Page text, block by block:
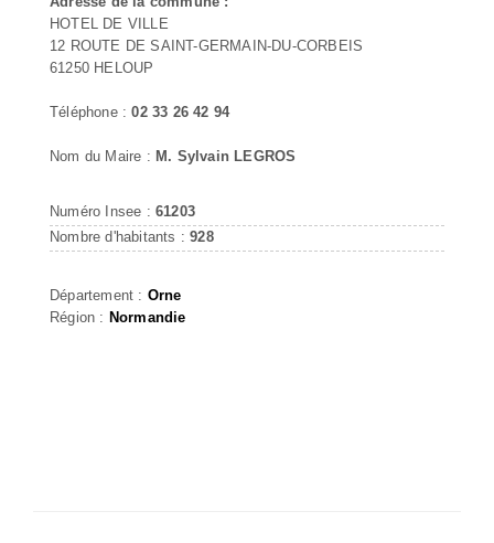
HOTEL DE VILLE
12 ROUTE DE SAINT-GERMAIN-DU-CORBEIS
61250 HELOUP
Téléphone :02 33 26 42 94
Nom du Maire : M. Sylvain LEGROS
Numéro Insee : 61203
Nombre d'habitants :928
Département : Orne
Région : Normandie